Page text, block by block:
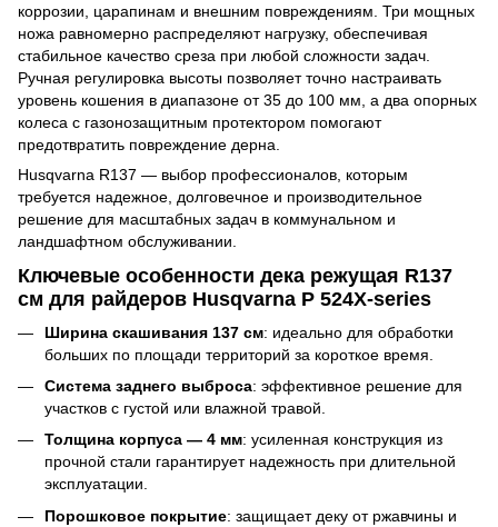
коррозии, царапинам и внешним повреждениям. Три мощных
ножа равномерно распределяют нагрузку, обеспечивая
стабильное качество среза при любой сложности задач.
Ручная регулировка высоты позволяет точно настраивать
уровень кошения в диапазоне от 35 до 100 мм, а два опорных
колеса с газонозащитным протектором помогают
предотвратить повреждение дерна.
Husqvarna R137 — выбор профессионалов, которым
требуется надежное, долговечное и производительное
решение для масштабных задач в коммунальном и
ландшафтном обслуживании.
Ключевые особенности дека режущая R137
см для райдеров Husqvarna P 524X-series
Ширина скашивания 137 см: идеально для обработки
больших по площади территорий за короткое время.
Система заднего выброса: эффективное решение для
участков с густой или влажной травой.
Толщина корпуса — 4 мм: усиленная конструкция из
прочной стали гарантирует надежность при длительной
эксплуатации.
Порошковое покрытие: защищает деку от ржавчины и